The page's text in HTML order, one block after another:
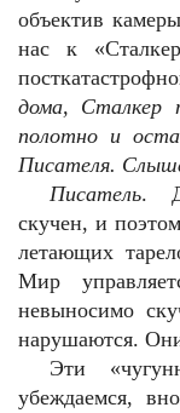
объектив
нас к
дома, Сталкер
полотно и
Писателя.
Писатель.
скучен, и
летающих
Мир
невыносимо
нарушаются.
Эти
убеждаемся,